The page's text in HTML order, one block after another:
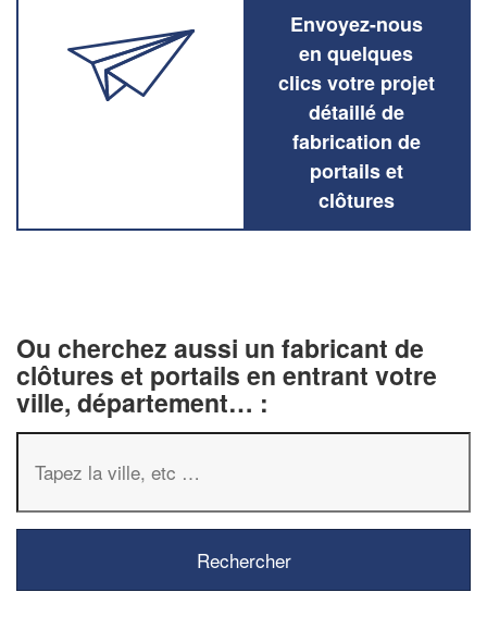
Envoyez-nous
en quelques
clics votre projet
détaillé de
fabrication de
portails et
clôtures
Ou cherchez aussi un fabricant de
clôtures et portails en entrant votre
ville, département… :